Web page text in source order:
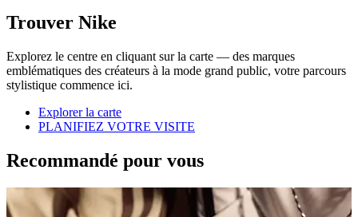
Trouver Nike
Explorez le centre en cliquant sur la carte — des marques
emblématiques des créateurs à la mode grand public, votre parcours
stylistique commence ici.
Explorer la carte
PLANIFIEZ VOTRE VISITE
Recommandé pour vous